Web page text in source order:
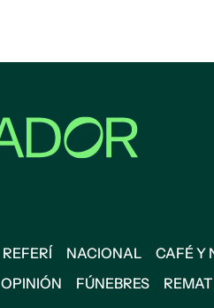
REFERÍ NACIONAL CAFÉ Y
OPINIÓN FÚNEBRES